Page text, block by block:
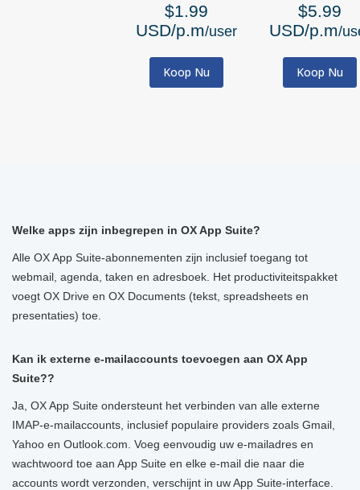
$1.99
USD/p.m/user
Koop Nu
$5.99
USD/p.m/
Koop Nu
Welke apps zijn inbegrepen in OX App Suite?
Alle OX App Suite-abonnementen zijn inclusief toegang tot
webmail, agenda, taken en adresboek. Het productiviteitspakket
voegt OX Drive en OX Documents (tekst, spreadsheets en
presentaties) toe.
Kan ik externe e-mailaccounts toevoegen aan OX App
Suite??
Ja, OX App Suite ondersteunt het verbinden van alle externe
IMAP-e-mailaccounts, inclusief populaire providers zoals Gmail,
Yahoo en Outlook.com. Voeg eenvoudig uw e-mailadres en
wachtwoord toe aan App Suite en elke e-mail die naar die
accounts wordt verzonden, verschijnt in uw App Suite-interface.